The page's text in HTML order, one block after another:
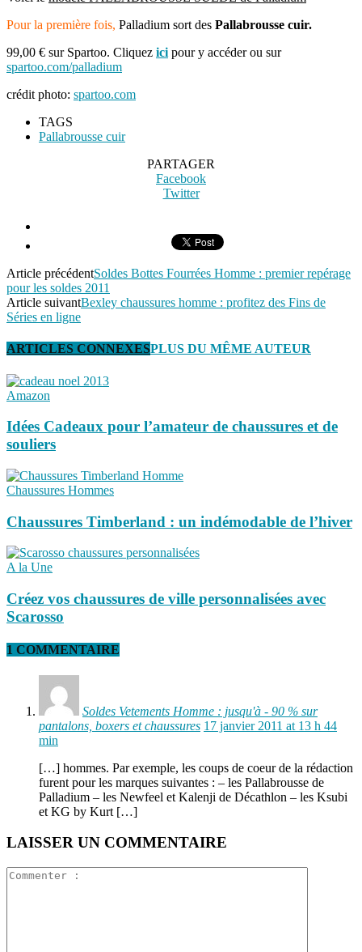
Pour la première fois, Palladium sort des Pallabrousse cuir.
99,00 € sur Spartoo. Cliquez ici pour y accéder ou sur
spartoo.com/palladium
crédit photo: spartoo.com
TAGS
Pallabrousse cuir
PARTAGER
Facebook
Twitter
Article précédentSoldes Bottes Fourrées Homme : premier repérage
pour les soldes 2011
Article suivantBexley chaussures homme : profitez des Fins de
Séries en ligne
ARTICLES CONNEXESPLUS DU MÊME AUTEUR
Amazon
Idées Cadeaux pour l’amateur de chaussures et de
souliers
Chaussures Hommes
Chaussures Timberland : un indémodable de l’hiver
A la Une
Créez vos chaussures de ville personnalisées avec
Scarosso
1 COMMENTAIRE
Soldes Vetements Homme : jusqu'à - 90 % sur
pantalons, boxers et chaussures 17 janvier 2011 at 13 h 44
min
[…] hommes. Par exemple, les coups de coeur de la rédaction
furent pour les marques suivantes : – les Pallabrousse de
Palladium – les Newfeel et Kalenji de Décathlon – les Ksubi
et KG by Kurt […]
LAISSER UN COMMENTAIRE